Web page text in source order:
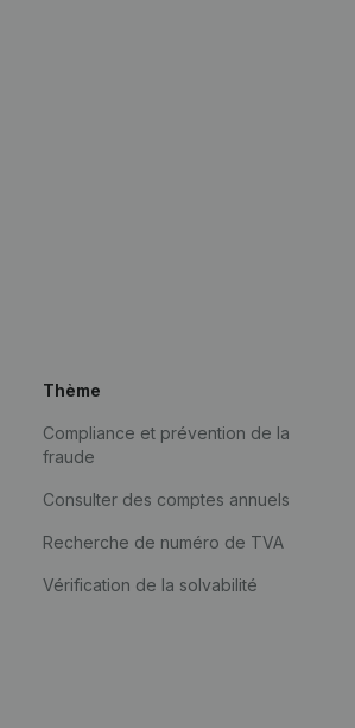
Thème
Compliance et prévention de la
fraude
Consulter des comptes annuels
Recherche de numéro de TVA
Vérification de la solvabilité